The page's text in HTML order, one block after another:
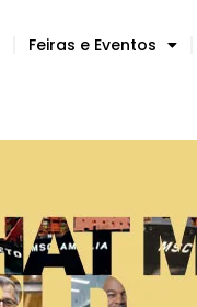
Feiras e Eventos